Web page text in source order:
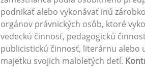
podnikať alebo vykonávať inú
orgánov právnických osôb, ktoré
vedeckú činnosť, pedagogickú
publicistickú činnosť, literárnu alebo
majetku svojich maloletých detí.